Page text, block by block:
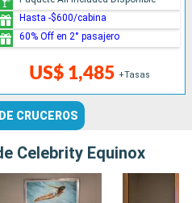
US$ 1,485 +Tasas
Hasta -$600/cabina
60% Off en 2° pasajero
CRUCEROS
Celebrity Equinox